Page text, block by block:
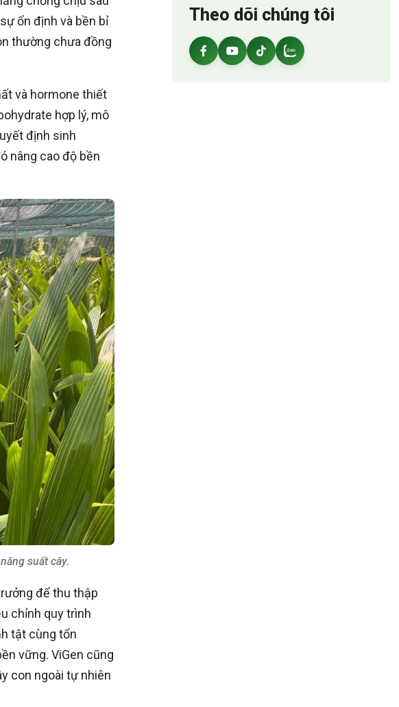
ổn định và bền bỉ
thường chưa đồng
và hormone thiết
hợp lý, mô
định sinh
nâng cao độ bền
suất cây.
để thu thập
chỉnh quy trình
tật cùng tổn
vững. ViGen cũng
con ngoài tự nhiên
Theo dõi chúng tôi